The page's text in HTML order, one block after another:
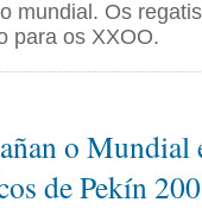
mundial. Os
para os XXOO.
o Mundial
de Pekín